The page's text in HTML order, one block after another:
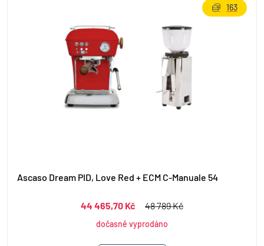
Ascaso Dream PID, Love Red + ECM C-Manuale 54
44 465,70 Kč 48 789 Kč
dočasně vyprodáno
163